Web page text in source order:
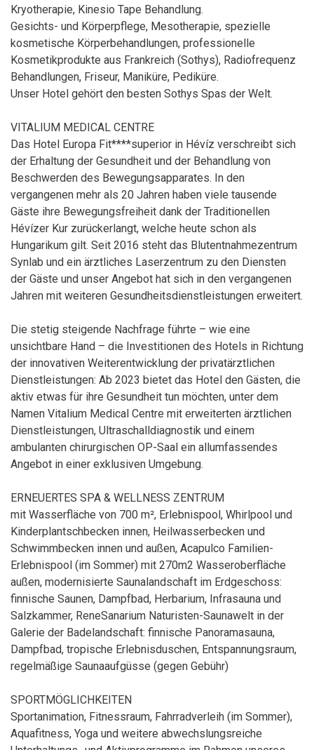
Kryotherapie, Kinesio Tape Behandlung.
Gesichts- und Körperpflege, Mesotherapie, spezielle
kosmetische Körperbehandlungen, professionelle
Kosmetikprodukte aus Frankreich (Sothys), Radiofrequenz
Behandlungen, Friseur, Maniküre, Pediküre.
Unser Hotel gehört den besten Sothys Spas der Welt.
VITALIUM MEDICAL CENTRE
Das Hotel Europa Fit****superior in Hévíz verschreibt sich
der Erhaltung der Gesundheit und der Behandlung von
Beschwerden des Bewegungsapparates. In den
vergangenen mehr als 20 Jahren haben viele tausende
Gäste ihre Bewegungsfreiheit dank der Traditionellen
Hévízer Kur zurückerlangt, welche heute schon als
Hungarikum gilt. Seit 2016 steht das Blutentnahmezentrum
Synlab und ein ärztliches Laserzentrum zu den Diensten
der Gäste und unser Angebot hat sich in den vergangenen
Jahren mit weiteren Gesundheitsdienstleistungen erweitert.
Die stetig steigende Nachfrage führte – wie eine
unsichtbare Hand – die Investitionen des Hotels in Richtung
der innovativen Weiterentwicklung der privatärztlichen
Dienstleistungen: Ab 2023 bietet das Hotel den Gästen, die
aktiv etwas für ihre Gesundheit tun möchten, unter dem
Namen Vitalium Medical Centre mit erweiterten ärztlichen
Dienstleistungen, Ultraschalldiagnostik und einem
ambulanten chirurgischen OP-Saal ein allumfassendes
Angebot in einer exklusiven Umgebung.
ERNEUERTES SPA & WELLNESS ZENTRUM
mit Wasserfläche von 700 m², Erlebnispool, Whirlpool und
Kinderplantschbecken innen, Heilwasserbecken und
Schwimmbecken innen und außen, Acapulco Familien-
Erlebnispool (im Sommer) mit 270m2 Wasseroberfläche
außen, modernisierte Saunalandschaft im Erdgeschoss:
finnische Saunen, Dampfbad, Herbarium, Infrasauna und
Salzkammer, ReneSanarium Naturisten-Saunawelt in der
Galerie der Badelandschaft: finnische Panoramasauna,
Dampfbad, tropische Erlebnisduschen, Entspannungsraum,
regelmäßige Saunaaufgüsse (gegen Gebühr)
SPORTMÖGLICHKEITEN
Sportanimation, Fitnessraum, Fahrradverleih (im Sommer),
Aquafitness, Yoga und weitere abwechslungsreiche